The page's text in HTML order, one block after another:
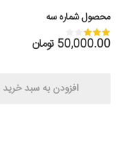
محصول شماره سه
نمره
50,000.00 تومان
افزودن به سبد خرید